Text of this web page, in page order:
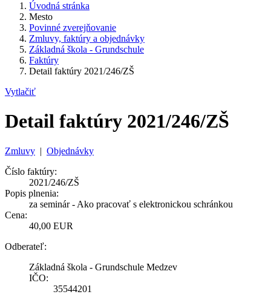
Úvodná stránka
Mesto
Povinné zverejňovanie
Zmluvy, faktúry a objednávky
Základná škola - Grundschule
Faktúry
Detail faktúry 2021/246/ZŠ
Vytlačiť
Detail faktúry 2021/246/ZŠ
Zmluvy | Objednávky
Číslo faktúry:
2021/246/ZŠ
Popis plnenia:
za seminár - Ako pracovať s elektronickou schránkou
Cena:
40,00 EUR
Odberateľ:
Základná škola - Grundschule Medzev
IČO:
35544201